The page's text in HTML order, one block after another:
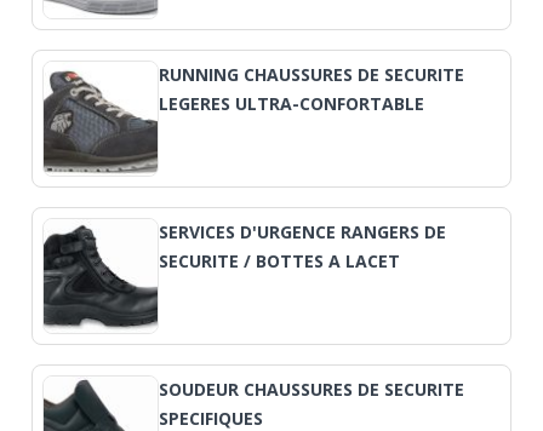
RUNNING CHAUSSURES DE SECURITE
LEGERES ULTRA-CONFORTABLE
SERVICES D'URGENCE RANGERS DE
SECURITE / BOTTES A LACET
SOUDEUR CHAUSSURES DE SECURITE
SPECIFIQUES